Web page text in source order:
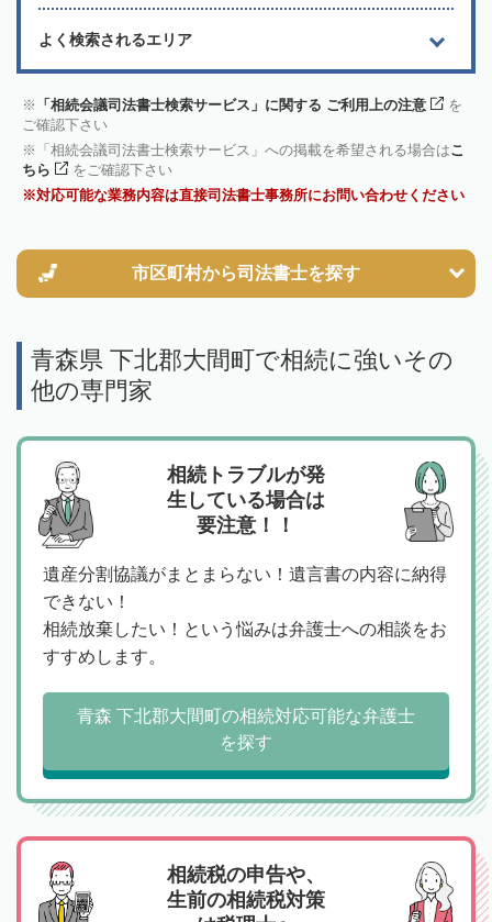
よく検索されるエリア
「相続会議司法書士検索サービス」に関する ご利用上の注意
を
ご確認下さい
「相続会議司法書士検索サービス」への掲載を希望される場合はこ
ちら
をご確認下さい
対応可能な業務内容は直接司法書士事務所にお問い合わせください
市区町村から司法書士を探す
青森県 下北郡大間町で相続に強いその
他の専門家
相続トラブルが発
生している場合は
要注意！！
遺産分割協議がまとまらない！遺言書の内容に納得
できない！
相続放棄したい！という悩みは弁護士への相談をお
すすめします。
青森 下北郡大間町の相続対応可能な弁護士
を探す
相続税の申告や、
生前の相続税対策